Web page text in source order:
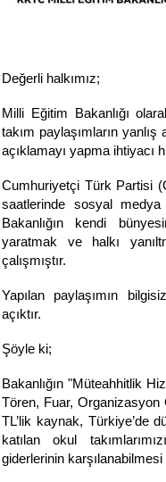
Değerli halkımız;
Milli Eğitim Bakanlığı
takım paylaşımların
açıklamayı yapma ihtiyacı
Cumhuriyetçi Türk Partisi
saatlerinde sosyal medya
Bakanlığın kendi
yaratmak ve halkı
çalışmıştır.
Yapılan paylaşımın
açıktır.
Şöyle ki;
Bakanlığın "Müteahhitlik
Tören, Fuar, Organizasyon
TL’lik kaynak, Türkiye’de
katılan okul
giderlerinin karşılanabilmesi